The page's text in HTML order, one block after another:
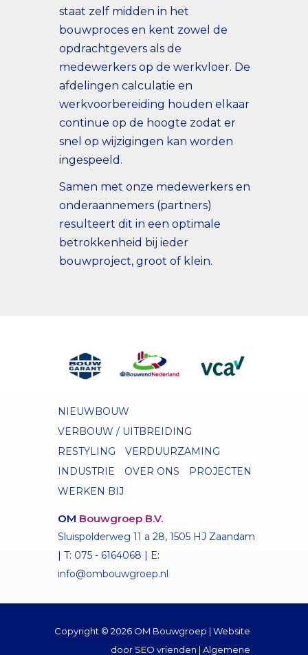
staat zelf midden in het
bouwproces en kent zowel de
opdrachtgevers als de
medewerkers op de werkvloer. De
afdelingen calculatie en
werkvoorbereiding houden elkaar
continue op de hoogte zodat er
snel op wijzigingen kan worden
ingespeeld.
Samen met onze medewerkers en
onderaannemers (partners)
resulteert dit in een optimale
betrokkenheid bij ieder
bouwproject, groot of klein.
NIEUWBOUW
VERBOUW / UITBREIDING
RESTYLING
VERDUURZAMING
INDUSTRIE
OVER ONS
PROJECTEN
WERKEN BIJ
OM Bouwgroep B.V.
Sluispolderweg 11 a 28, 1505 HJ Zaandam
| T: 075 - 6164068 | E:
info@ombouwgroep.nl
Copyright © 2026 OM Bouwgroep | Website
door SEO vrienden | Algemene